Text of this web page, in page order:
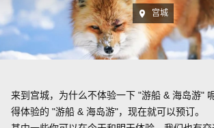
宫城
来到宫城，为什么不体验一下 "游船 & 海岛游"
得体验的 "游船 & 海岛游"，现在就可以预订。